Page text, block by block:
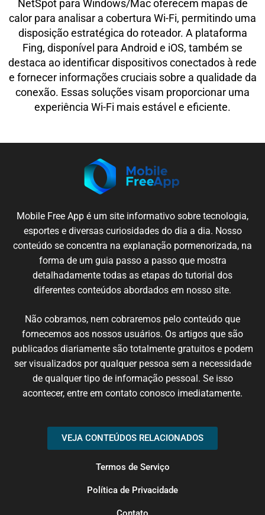
NetSpot para Windows/Mac oferecem mapas de
calor para analisar a cobertura Wi-Fi, permitindo uma
disposição estratégica do roteador. A plataforma
Fing, disponível para Android e iOS, também se
destaca ao identificar dispositivos conectados à rede
e fornecer informações cruciais sobre a qualidade da
conexão. Essas soluções visam proporcionar uma
experiência Wi-Fi mais estável e eficiente.
Mobile Free App é um site informativo sobre tecnologia,
esportes e diversas curiosidadesdo dia a dia. Nosso
conteúdo se concentra na explanação pormenorizada, na
forma de um guia passo a passoque mostra
detalhadamente todas as etapas do tutorial dos
diferentes conteúdos abordados em nosso site.
Não cobramos, nem cobraremos pelo conteúdo que
fornecemos aos nossos usuários. Os artigos que são
publicados diariamente são totalmente gratuitos e podem
servisualizadospor qualquer pessoa sem a necessidade
de qualquertipo de informaçãopessoal. Seisso
acontecer, entre em contato conosco imediatamente.
VEJA CONTEÚDOS RELACIONADOS
Termos de Serviço
Política de Privacidade